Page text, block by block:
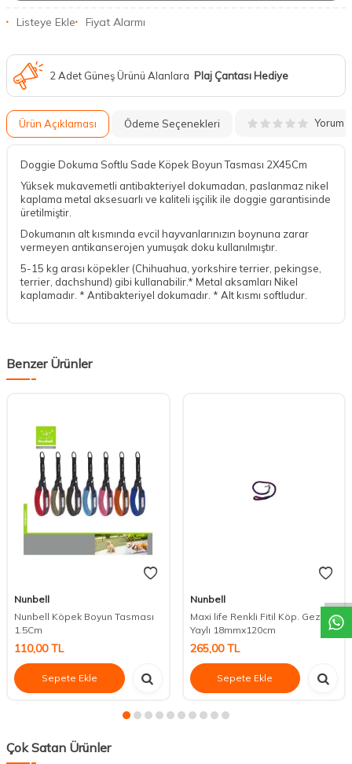
DESTEK
Listeye Ekle Fiyat Alarmı
2 Adet Güneş Ürünü Alanlara Plaj Çantası Hediye
Ürün Açıklaması Ödeme Seçenekleri Yorum
Doggie Dokuma Softlu Sade Köpek Boyun Tasması 2X45Cm
Yüksek mukavemetli antibakteriyel dokumadan, paslanmaz nikel
kaplama metal aksesuarlı ve kaliteli işçilik ile doggie garantisinde
üretilmiştir.
Dokumanın alt kısmında evcil hayvanlarınızın boynuna zarar
vermeyen antikanserojen yumuşak doku kullanılmıştır.
5-15 kg arası köpekler (Chihuahua, yorkshire terrier, pekingse,
terrier, dachshund) gibi kullanabilir.* Metal aksamları Nikel
kaplamadır. * Antibakteriyel dokumadır. * Alt kısmı softludur.
Benzer Ürünler
Nunbell
Nunbell Köpek Boyun Tasması
1.5Cm
110,00TL
Sepete Ekle
Nunbell
Maxi life Renkli Fitil Köp. Gezd.
Yaylı 18mmx120cm
265,00TL
Sepete Ekle
Çok Satan Ürünler